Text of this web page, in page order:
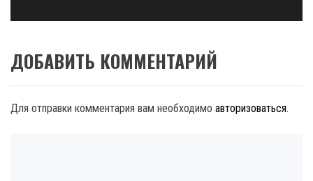
ДОБАВИТЬ КОММЕНТАРИЙ
Для отправки комментария вам необходимо авторизоваться.